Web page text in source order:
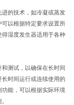
的技术，如冷凝或蒸发
以根据特定要求设置所
湿度发生器适用于各种
测试，以确保在长时间
时间运行或连续使用的
能，可以根据实际环境